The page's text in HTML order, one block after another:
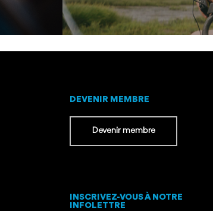
DEVENIR MEMBRE
Devenir membre
INSCRIVEZ-VOUS À NOTRE
INFOLETTRE